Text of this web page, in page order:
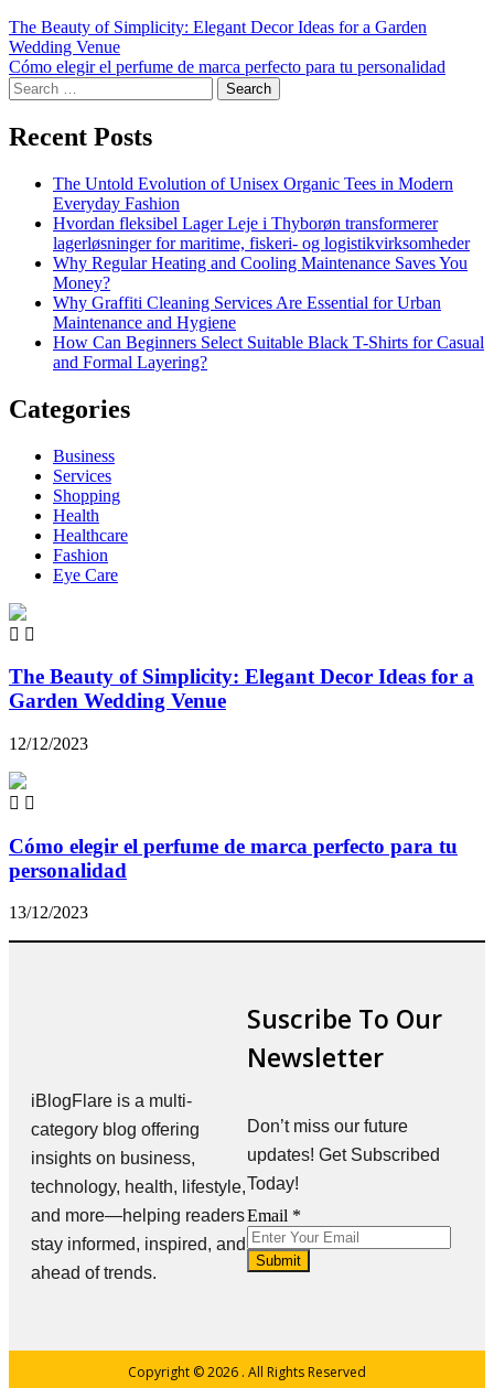
The Beauty of Simplicity: Elegant Decor Ideas for a Garden
Wedding Venue
Cómo elegir el perfume de marca perfecto para tu personalidad
Recent Posts
The Untold Evolution of Unisex Organic Tees in Modern
Everyday Fashion
Hvordan fleksibel Lager Leje i Thyborøn transformerer
lagerløsninger for maritime, fiskeri- og logistikvirksomheder
Why Regular Heating and Cooling Maintenance Saves You
Money?
Why Graffiti Cleaning Services Are Essential for Urban
Maintenance and Hygiene
How Can Beginners Select Suitable Black T-Shirts for Casual
and Formal Layering?
Categories
Business
Services
Shopping
Health
Healthcare
Fashion
Eye Care
The Beauty of Simplicity: Elegant Decor Ideas for a
Garden Wedding Venue
12/12/2023
Cómo elegir el perfume de marca perfecto para tu
personalidad
13/12/2023
iBlogFlare is a multi-
category blog offering
insights on business,
technology, health, lifestyle,
and more—helping readers
stay informed, inspired, and
ahead of trends.
Suscribe To Our
Newsletter
Don’t miss our future
updates! Get Subscribed
Today!
Email
Email *
Submit
Copyright © 2026 . All Rights Reserved